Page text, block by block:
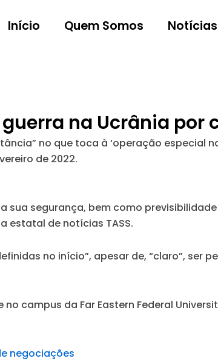
Início Quem Somos Notícias
na Ucrânia por
no que toca à ‘operação especial
de 2022.
sua segurança, bem como
estatal de notícias TASS.
no início”, apesar de, “claro”, ser
campus da Far Eastern Federal
negociações